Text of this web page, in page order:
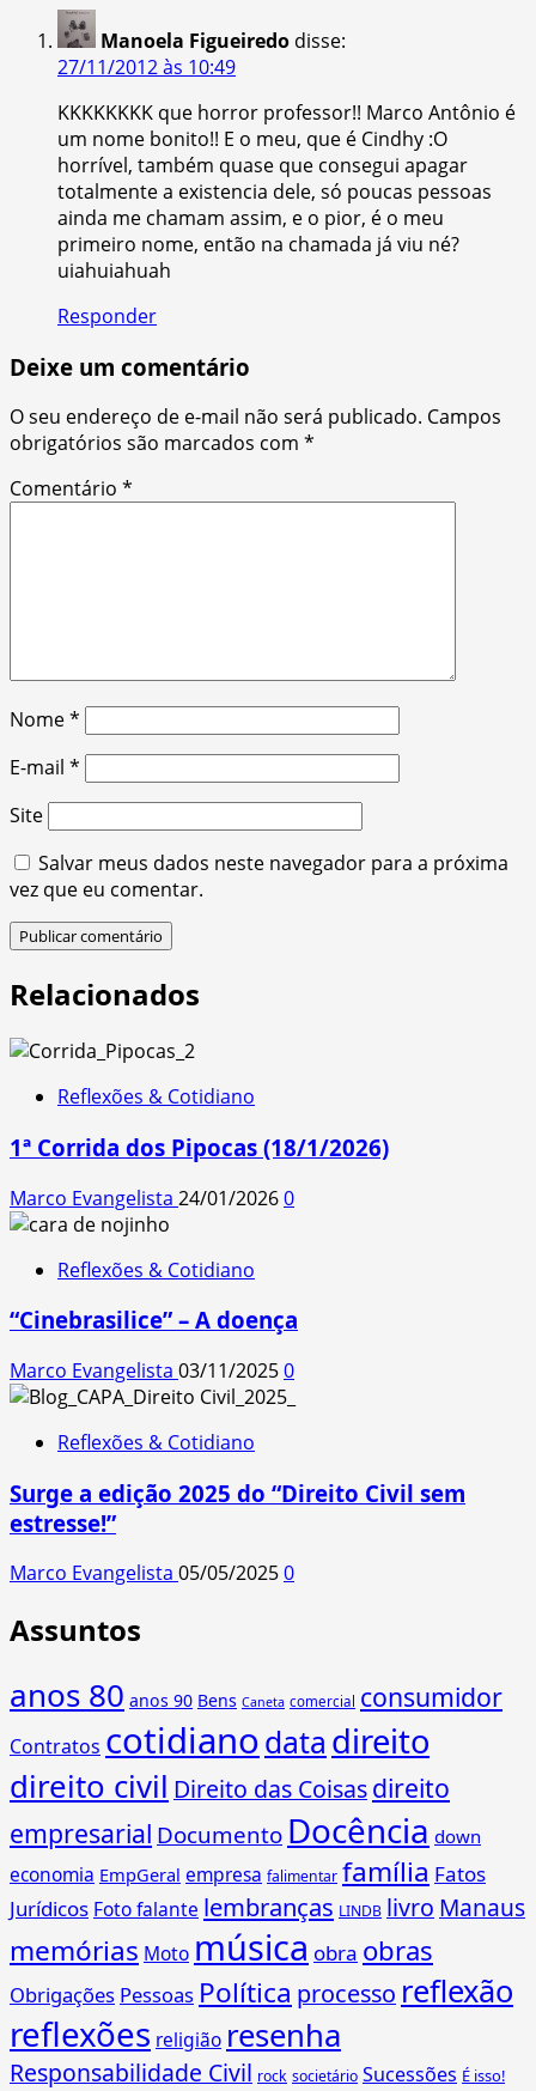
Manoela Figueiredo disse:
27/11/2012 às 10:49
KKKKKKKK que horror professor!! Marco Antônio é
um nome bonito!! E o meu, que é Cindhy :O
horrível, também quase que consegui apagar
totalmente a existencia dele, só poucas pessoas
ainda me chamam assim, e o pior, é o meu
primeiro nome, então na chamada já viu né?
uiahuiahuah
Responder
Deixe um comentário
O seu endereço de e-mail não será publicado. Campos
obrigatórios são marcados com *
Comentário *
Nome*
E-mail *
Site
Salvar meus dados neste navegador para a próxima
vez que eu comentar.
Relacionados
Reflexões & Cotidiano
1ª Corrida dos Pipocas (18/1/2026)
Marco Evangelista 24/01/20260
Reflexões & Cotidiano
“Cinebrasilice” – A doença
Marco Evangelista 03/11/20250
Reflexões & Cotidiano
Surge a edição 2025 do “Direito Civil sem
estresse!”
Marco Evangelista 05/05/20250
Assuntos
anos 80 anos 90 Bens Caneta comercial consumidor
Contratos cotidianodata direito
direito civil Direito das Coisasdireito
empresarial Documento Docência down
economia EmpGeral empresa falimentar família Fatos
Jurídicos Foto falante lembranças LINDB livro Manaus
memórias Moto música obra obras
Obrigações Pessoas Política processo reflexão
reflexões religião resenha
Responsabilidade Civil rock societário Sucessões É isso!